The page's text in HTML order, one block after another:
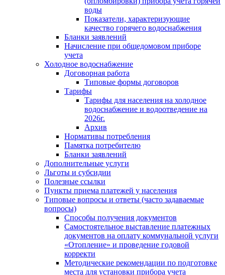
воды
Показатели, характеризующие
качество горячего водоснабжения
Бланки заявлений
Начисление при общедомовом приборе
учета
Холодное водоснабжение
Договорная работа
Типовые формы договоров
Тарифы
Тарифы для населения на холодное
водоснабжение и водоотведение на
2026г.
Архив
Нормативы потребления
Памятка потребителю
Бланки заявлений
Дополнительные услуги
Льготы и субсидии
Полезные ссылки
Пункты приема платежей у населения
Типовые вопросы и ответы (часто задаваемые
вопросы)
Способы получения документов
Самостоятельное выставление платежных
документов на оплату коммунальной услуги
«Отопление» и проведение годовой
корректи
Методические рекомендации по подготовке
места для установки прибора учета